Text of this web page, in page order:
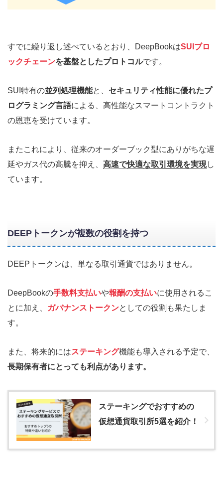
すでに繰り返し述べているとおり、DeepBookはSUIブロ
ックチェーンを基盤としたプロトコルです。
SUI特有の並列処理機能と、 セキュリティ性能に優れたプ
ログラミング言語による、高性能なスマートコントラクト
の恩恵を受けています。
またこれにより、従来のオーダーブック型にありがちな遅
延やガス代の高騰を抑え、 高速で快適な取引環境を実現し
ています。
DEEPトークンが複数の役割を持つ
DEEPトークンは、単なる取引通貨ではありません。
DeepBookの手数料支払いや報酬の支払いに使用されるこ
とに加え、
ガバナンストークンとしての役割も果たしま
す。
また、将来的にはステーキング機能も導入される予定で、
長期保有者にとっても利点があります。
ステーキングでおすすめの
仮想通貨取引所5選を紹介！